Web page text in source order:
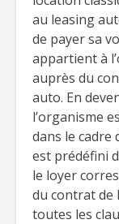
au leasing
de payer sa
appartient à
auprès du
auto. En
l’organisme
dans le cadre
est prédéfini
le loyer
du contrat de
toutes les